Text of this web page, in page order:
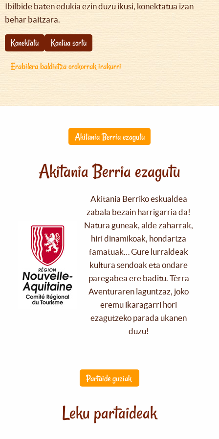
Ibilbide baten edukia ezin duzu ikusi, konektatua izan
behar baitzara.
Konektatu
Kontua sortu
Erabilera baldintza orokorrak irakurri
Akitania Berria ezagutu
Akitania Berria ezagutu
Akitania Berriko eskualdea
zabala bezain harrigarria da!
Natura guneak, alde zaharrak,
hiri dinamikoak, hondartza
famatuak… Gure lurraldeak
kultura sendoak eta ondare
paregabea ere baditu. Tèrra
Aventuraren laguntzaz, joko
eremu ikaragarri hori
ezagutzeko parada ukanen
duzu!
Partaide guziak
Leku partaideak